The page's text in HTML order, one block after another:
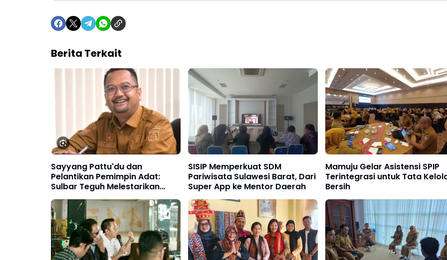
Berita Terkait
Sayyang Pattu'du dan
Pelantikan Pemimpin Adat:
Sulbar Teguh Melestarikan
Warisan Mandar
SISIP Memperkuat SDM
Pariwisata Sulawesi Barat, Dari
Super App ke Mentor Daerah
Mamuju Gelar Asistensi SPIP
Terintegrasi untuk Tata
Bersih